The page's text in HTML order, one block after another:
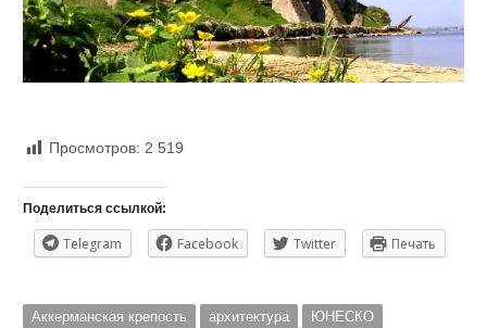
Просмотров: 2 519
Поделиться ссылкой:
Telegram Facebook Twitter Печать
Аккерманская крепость архитектура ЮНЕСКО